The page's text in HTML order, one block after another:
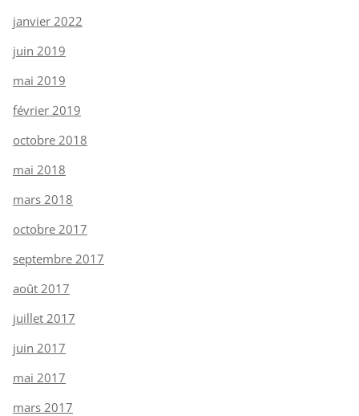
janvier 2022
juin 2019
mai 2019
février 2019
octobre 2018
mai 2018
mars 2018
octobre 2017
septembre 2017
août 2017
juillet 2017
juin 2017
mai 2017
mars 2017